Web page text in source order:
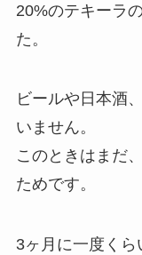
20%のテキーラ
た。
ビールや日本酒
いません。
このときはまだ
ためです。
3ヶ月に一度くら